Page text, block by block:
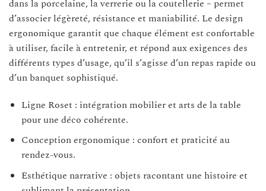
dans la porcelaine, la verrerie ou la coutellerie – permet
d’associer légèreté, résistance et maniabilité. Le design
ergonomique garantit que chaque élément est confortable
à utiliser, facile à entretenir, et répond aux exigences des
différents types d’usage, qu’il s’agisse d’un repas rapide ou
d’un banquet sophistiqué.
Ligne Roset : intégration mobilier et arts de la table
pour une déco cohérente.
Conception ergonomique : confort et praticité au
rendez-vous.
Esthétique narrative : objets racontant une histoire et